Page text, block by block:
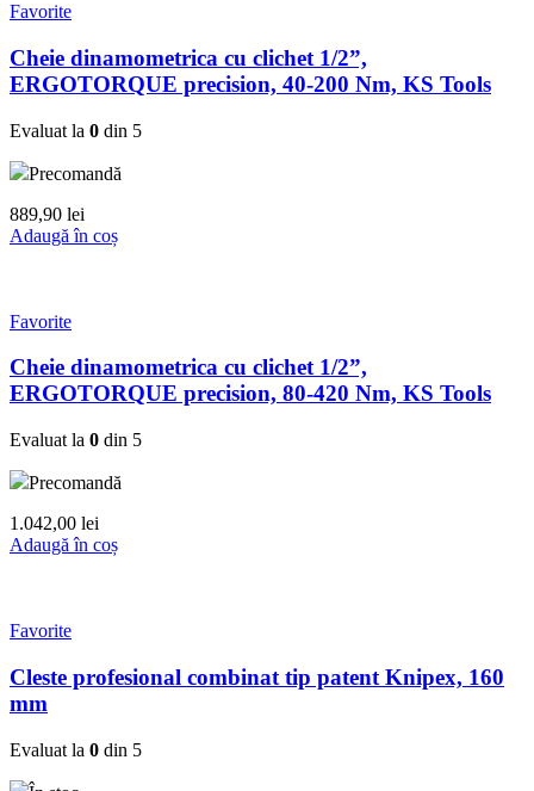
Favorite
Cheie dinamometrica cu clichet 1/2”,
ERGOTORQUE precision, 40-200 Nm, KS Tools
Evaluat la 0 din 5
Precomandă
889,90 lei
Adaugă în coș
Favorite
Cheie dinamometrica cu clichet 1/2”,
ERGOTORQUE precision, 80-420 Nm, KS Tools
Evaluat la 0 din 5
Precomandă
1.042,00 lei
Adaugă în coș
Favorite
Cleste profesional combinat tip patent Knipex, 160
mm
Evaluat la 0 din 5